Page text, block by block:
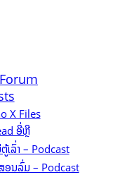
X Files
ອີ່ຫຼີ
ເລົ່າ – Podcast
ອນລົ່ມ – Podcast